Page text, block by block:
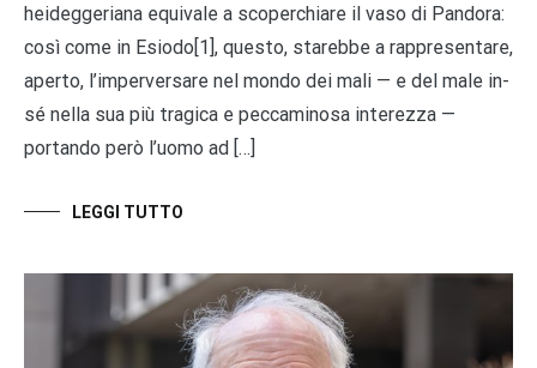
heideggeriana equivale a scoperchiare il vaso di Pandora:
così come in Esiodo[1], questo, starebbe a rappresentare,
aperto, l’imperversare nel mondo dei mali — e del male in-
sé nella sua più tragica e peccaminosa interezza —
portando però l’uomo ad […]
LEGGI TUTTO